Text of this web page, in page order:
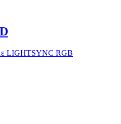
LIGHTSYNC RGB